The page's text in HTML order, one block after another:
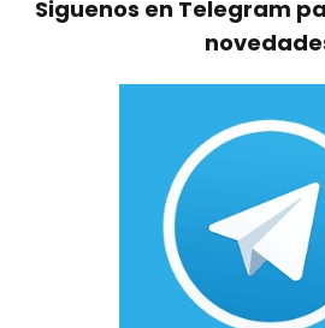
Siguenos en Telegram